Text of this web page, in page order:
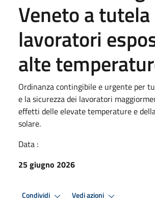
Veneto a tutela
lavoratori
alte
Ordinanza contingibile e urgente per
e la sicurezza dei lavoratori
effetti delle elevate temperature e
solare.
Data :
25 giugno 2026
Condividi Vedi azioni